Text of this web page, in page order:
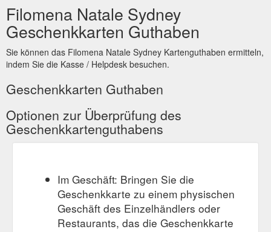
Filomena Natale Sydney
Geschenkkarten Guthaben
Sie können das Filomena Natale Sydney Kartenguthaben ermitteln,
indem Sie die Kasse / Helpdesk besuchen.
Geschenkkarten Guthaben
Optionen zur Überprüfung des
Geschenkkartenguthabens
Im Geschäft: Bringen Sie die
Geschenkkarte zu einem physischen
Geschäft des Einzelhändlers oder
Restaurants, das die Geschenkkarte